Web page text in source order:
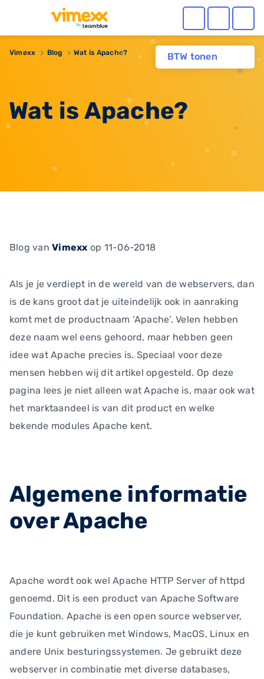
BTW tonen
Vimexx Blog Wat is Apache?
Wat is Apache?
Blog vanVimexx op 11-06-2018
Als je je verdiept in de wereld van de webservers, dan
is de kans groot dat je uiteindelijk ook in aanraking
komt met de productnaam ‘Apache’. Velen hebben
deze naam wel eens gehoord, maar hebben geen
idee wat Apache precies is. Speciaal voor deze
mensen hebben wij dit artikel opgesteld. Op deze
pagina lees je niet alleen wat Apache is, maar ook wat
het marktaandeel is van dit product en welke
bekende modules Apache kent.
Algemene informatie
over Apache
Apache wordt ook wel Apache HTTP Server of httpd
genoemd. Dit is een product van Apache Software
Foundation. Apache is een open source webserver,
die je kunt gebruiken met Windows, MacOS, Linux en
andere Unix besturingssystemen. Je gebruikt deze
webserver in combinatie met diverse databases,